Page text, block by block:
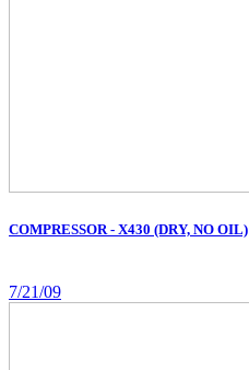
COMPRESSOR - X430 (DRY, NO OIL)
7/21/09